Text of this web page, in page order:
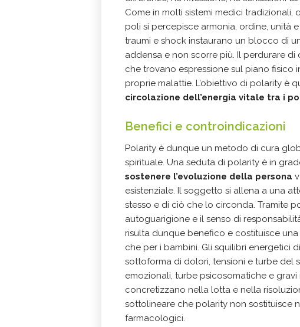
Come in molti sistemi medici tradizionali,
poli si percepisce armonia, ordine, unità
traumi e shock instaurano un blocco di
addensa e non scorre più. Il perdurare
che trovano espressione sul piano fisico
proprie malattie. L’obiettivo di polarity è
circolazione dell’energia vitale tra i
Benefici e controindicazioni
Polarity è dunque un metodo di cura
spirituale. Una seduta di polarity è in
sostenere l’evoluzione della persona
esistenziale. Il soggetto si allena a una
stesso e di ciò che lo circonda. Tramite
autoguarigione e il senso di
risulta dunque benefico e costituisce
che per i bambini. Gli squilibri energetici
sottoforma di dolori, tensioni e turbe del
emozionali, turbe psicosomatiche e
concretizzano nella lotta e nella
sottolineare che polarity non sostituisce
farmacologici.